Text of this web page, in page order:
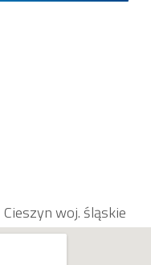
Cieszyn woj. śląskie